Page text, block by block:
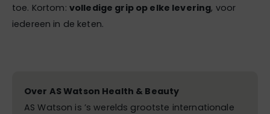
toe. Kortom: volledige grip op elke levering, voor
iedereen in de keten.
Over AS Watson Health & Beauty
AS Watson is ’s werelds grootste internationale